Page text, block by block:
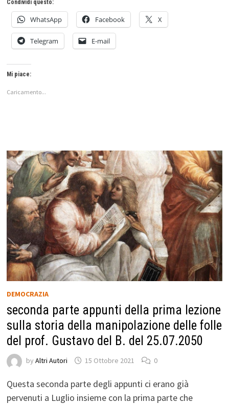
Condividi questo:
WhatsApp Facebook X
Telegram E-mail
Mi piace:
Caricamento...
DEMOCRAZIA
seconda parte appunti della prima lezione
sulla storia della manipolazione delle folle
del prof. Gustavo del B. del 25.07.2050
by Altri Autori 15 Ottobre 2021 0
Questa seconda parte degli appunti ci erano già
pervenuti a Luglio insieme con la prima parte che